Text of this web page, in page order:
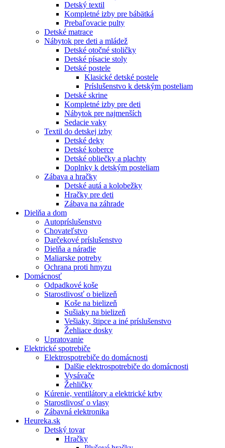
Detský textil
Kompletné izby pre bábätká
Prebaľovacie pulty
Detské matrace
Nábytok pre deti a mládež
Detské otočné stoličky
Detské písacie stoly
Detské postele
Klasické detské postele
Príslušenstvo k detským posteliam
Detské skrine
Kompletné izby pre deti
Nábytok pre najmenších
Sedacie vaky
Textil do detskej izby
Detské deky
Detské koberce
Detské obliečky a plachty
Doplnky k detským posteliam
Zábava a hračky
Detské autá a kolobežky
Hračky pre deti
Zábava na záhrade
Dielňa a dom
Autopríslušenstvo
Chovateľstvo
Darčekové príslušenstvo
Dielňa a náradie
Maliarske potreby
Ochrana proti hmyzu
Domácnosť
Odpadkové koše
Starostlivosť o bielizeň
Koše na bielizeň
Sušiaky na bielizeň
Vešiaky, štipce a iné príslušenstvo
Žehliace dosky
Upratovanie
Elektrické spotrebiče
Elektrospotrebiče do domácnosti
Dalšie elektrospotrebiče do domácnosti
Vysávače
Žehličky
Kúrenie, ventilátory a elektrické krby
Starostlivosť o vlasy
Zábavná elektronika
Heureka.sk
Detský tovar
Hračky